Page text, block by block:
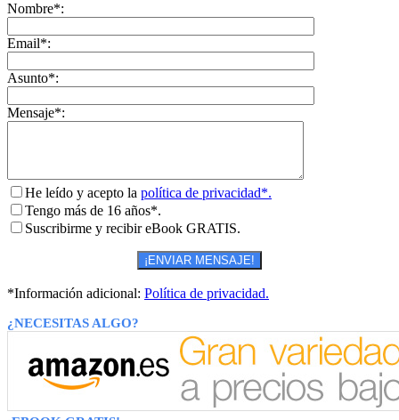
Nombre*:
Email*:
Asunto*:
Mensaje*:
He leído y acepto la política de privacidad*.
Tengo más de 16 años*.
Suscribirme y recibir eBook GRATIS.
*Información adicional: Política de privacidad.
¿NECESITAS ALGO?